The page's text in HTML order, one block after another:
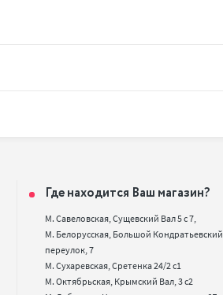
Где находится Ваш магазин?
М. Савеловская, Сущевский Вал 5 с 7,
М. Белорусская, Большой Кондратьевский
переулок, 7
М. Сухаревская, Сретенка 24/2 с1
М. Октябрьская, Крымский Вал, 3 с2